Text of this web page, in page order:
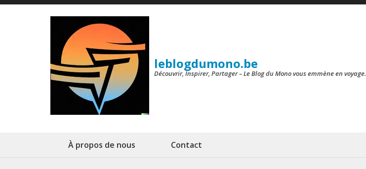
Aller
leblogdumono.be
Découvrir, Inspirer, Partager – Le Blog du Mono vous emmène en voyage.
À propos de nous Contact